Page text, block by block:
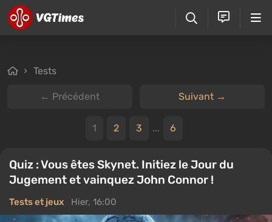
Tests
← Précédent Suivant →
1 2 3 ... 6
Quiz : Vous êtes Skynet. Initiez le Jour du
Jugement et vainquez John Connor !
Tests et jeux Hier, 16:00